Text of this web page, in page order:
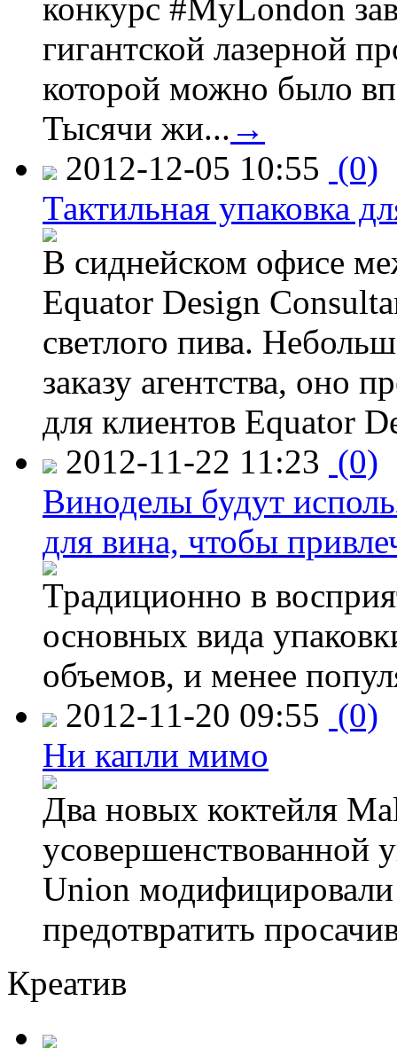
конкурс #MyLondon
гигантской лазерной
которой можно было
Тысячи жи... →
2012-12-05 10:55 (0)
Тактильная упаковка
В сиднейском офисе
Equator Design
светлого пива.
заказу агентства, оно
для клиентов Equator
2012-11-22 11:23 (0)
Виноделы будут
для вина, чтобы
Традиционно в
основных вида
объемов, и менее
2012-11-20 09:55 (0)
Ни капли мимо
Два новых коктейля
усовершенствованной
Union модифицировали
предотвратить
Креатив